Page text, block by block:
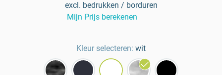
excl. bedrukken / borduren
Mijn Prijs berekenen
Kleur selecteren: wit